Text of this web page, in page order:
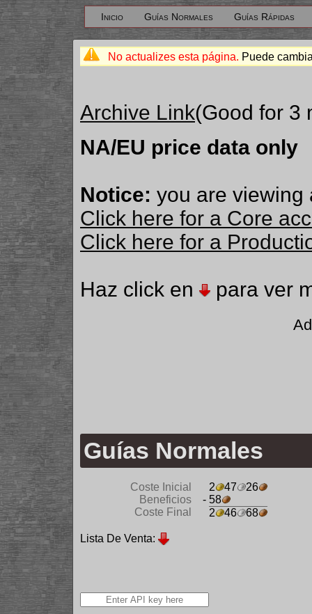
Inicio Guías Normales Guías Rápidas
No actualizes esta página. Puede
Archive Link(Good for 3
NA/EU price data only
Notice: you are viewing
Click here for a Core
Click here for a
Haz click en para ver
Guías Normales
Coste Inicial 2 47
26
Beneficios
- 58
Coste Final
2 46 68
Lista De Venta: